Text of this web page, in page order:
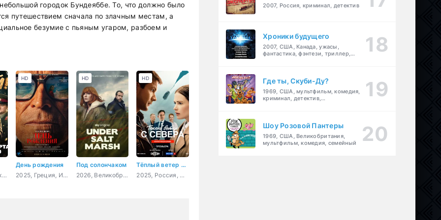
городок Бундеяббе. То, что должно было
путешествием сначала по злачным местам, а
безумие с пьяным угаром, разбоем и
2026, Россия, комедия
День рождения
2025, Греция, Испания, Великобритания, Нидерланды, драма
HD
Под солончаком
2026, Великобритания, детектив, драма, криминал
HD
Тёплый ветер с севера
2025, Россия, мелодрама
HD
2007, Россия, криминал, детектив
Хроники будущего
2007, США, Канада, ужасы,
фантастика, фэнтези, триллер,
Где ты, Скуби-Ду?
1969, США, мультфильм, комедия,
криминал, детектив,
Шоу Розовой Пантеры
1969, США, Великобритания,
мультфильм, комедия, семейный